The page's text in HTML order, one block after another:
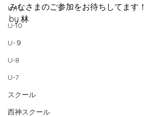
U-11
U-10
U-９
U-8
U-7
スクール
西神スクール
みなさまのご参加をお待ちしてます！
by 林